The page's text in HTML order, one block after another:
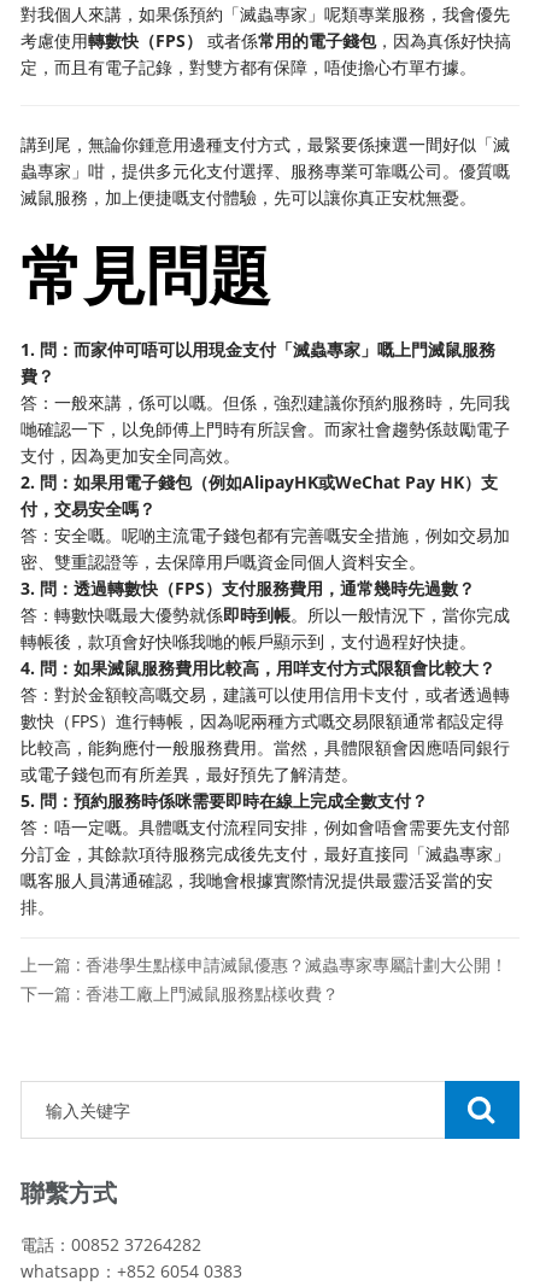
對我個人來講，如果係預約「滅蟲專家」呢類專業服務，我會優先
考慮使用轉數快（FPS） ​ 或者係常用的電子錢包，因為真係好快搞
定，而且有電子記錄，對雙方都有保障，唔使擔心冇單冇據。
講到尾，無論你鍾意用邊種支付方式，最緊要係揀選一間好似「滅
蟲專家」咁，提供多元化支付選擇、服務專業可靠嘅公司。優質嘅
滅鼠服務，加上便捷嘅支付體驗，先可以讓你真正安枕無憂。
常見問題
1. 問：而家仲可唔可以用現金支付「滅蟲專家」嘅上門滅鼠服務
費？
答：一般來講，係可以嘅。但係，強烈建議你預約服務時，先同我
哋確認一下，以免師傅上門時有所誤會。而家社會趨勢係鼓勵電子
支付，因為更加安全同高效。
2. 問：如果用電子錢包（例如AlipayHK或WeChat Pay HK）支
付，交易安全嗎？
答：安全嘅。呢啲主流電子錢包都有完善嘅安全措施，例如交易加
密、雙重認證等，去保障用戶嘅資金同個人資料安全。
3. 問：透過轉數快（FPS）支付服務費用，通常幾時先過數？
答：轉數快嘅最大優勢就係即時到帳。所以一般情況下，當你完成
轉帳後，款項會好快喺我哋的帳戶顯示到，支付過程好快捷。
4. 問：如果滅鼠服務費用比較高，用咩支付方式限額會比較大？
答：對於金額較高嘅交易，建議可以使用信用卡支付，或者透過轉
數快（FPS）進行轉帳，因為呢兩種方式嘅交易限額通常都設定得
比較高，能夠應付一般服務費用。當然，具體限額會因應唔同銀行
或電子錢包而有所差異，最好預先了解清楚。
5. 問：預約服務時係咪需要即時在線上完成全數支付？
答：唔一定嘅。具體嘅支付流程同安排，例如會唔會需要先支付部
分訂金，其餘款項待服務完成後先支付，最好直接同「滅蟲專家」
嘅客服人員溝通確認，我哋會根據實際情況提供最靈活妥當的安
排。
上一篇 : 香港學生點樣申請滅鼠優惠？滅蟲專家專屬計劃大公開！
下一篇 : 香港工廠上門滅鼠服務點樣收費？
聯繫方式
電話：00852 37264282
whatsapp：+852 6054 0383